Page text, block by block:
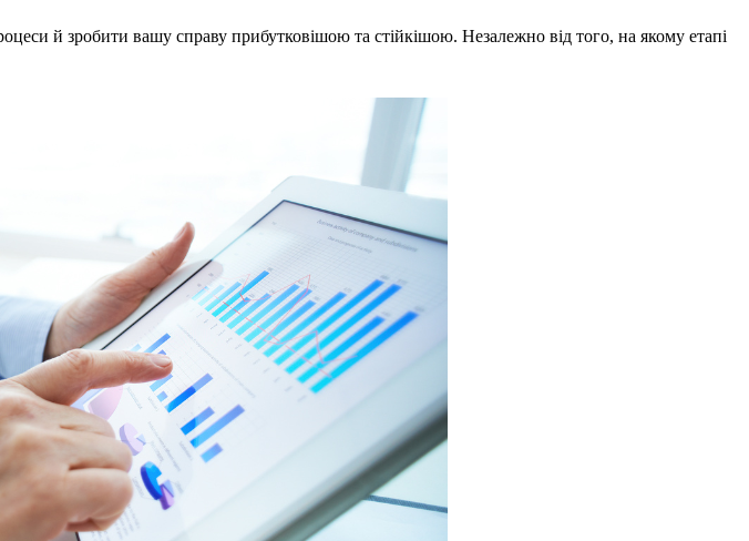
й зробити вашу справу прибутковішою та стійкішою. Незалежно від того, на якому етапі